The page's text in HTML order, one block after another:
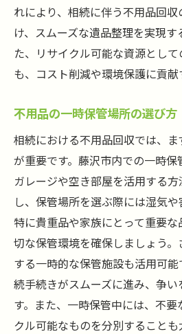
れにより、相続に伴う不用品回
け、スムーズな遺品整理を実現す
た、リサイクル可能な資源とし
も、コスト削減や環境保護に貢献
不用品の一時保管場所の選び方
相続における不用品回収では、
が重要です。藤沢市内での一時
ガレージや空き部屋を活用する
し、保管場所を選ぶ際には湿気や
特に貴重品や家族にとって重要
切な保管環境を確保しましょう
する一時的な保管施設も活用可
続手続きがスムーズに進み、争
す。また、一時保管中には、不
クル可能なものを分別すること